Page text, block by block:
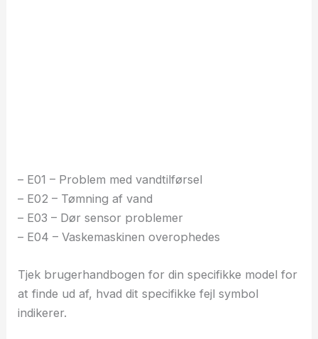
– E01 – Problem med vandtilførsel
– E02 – Tømning af vand
– E03 – Dør sensor problemer
– E04 – Vaskemaskinen overophedes
Tjek brugerhandbogen for din specifikke model for
at finde ud af, hvad dit specifikke fejl symbol
indikerer.